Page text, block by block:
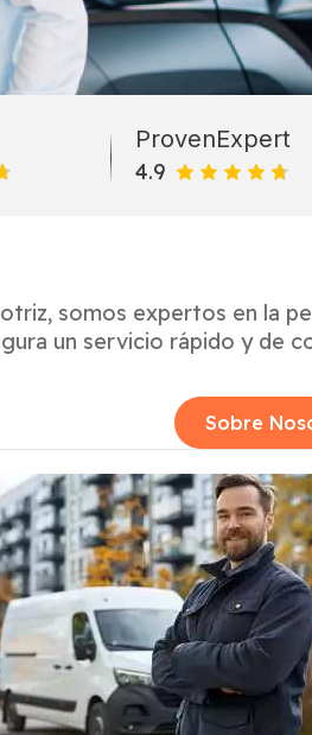
ProvenExpert
4.9
somos expertos en la
un servicio rápido y de
Sobre